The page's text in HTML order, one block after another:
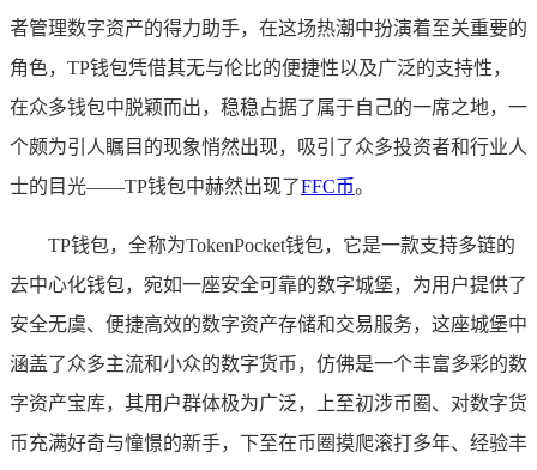
者管理数字资产的得力助手，在这场热潮中扮演着至关重要的
角色，TP钱包凭借其无与伦比的便捷性以及广泛的支持性，
在众多钱包中脱颖而出，稳稳占据了属于自己的一席之地，一
个颇为引人瞩目的现象悄然出现，吸引了众多投资者和行业人
士的目光——TP钱包中赫然出现了FFC币。
TP钱包，全称为TokenPocket钱包，它是一款支持多链的
去中心化钱包，宛如一座安全可靠的数字城堡，为用户提供了
安全无虞、便捷高效的数字资产存储和交易服务，这座城堡中
涵盖了众多主流和小众的数字货币，仿佛是一个丰富多彩的数
字资产宝库，其用户群体极为广泛，上至初涉币圈、对数字货
币充满好奇与憧憬的新手，下至在币圈摸爬滚打多年、经验丰